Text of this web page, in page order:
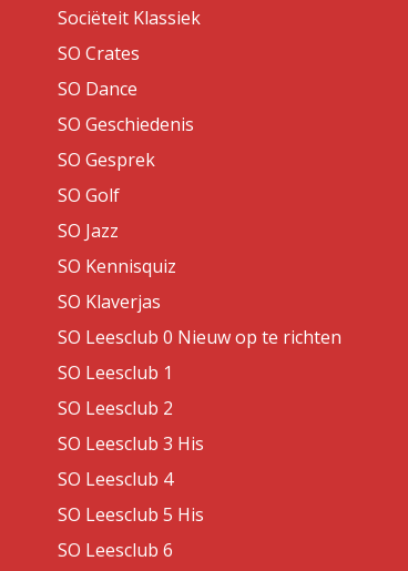
Sociëteit Klassiek
SO Crates
SO Dance
SO Geschiedenis
SO Gesprek
SO Golf
SO Jazz
SO Kennisquiz
SO Klaverjas
SO Leesclub 0 Nieuw op te richten
SO Leesclub 1
SO Leesclub 2
SO Leesclub 3 His
SO Leesclub 4
SO Leesclub 5 His
SO Leesclub 6